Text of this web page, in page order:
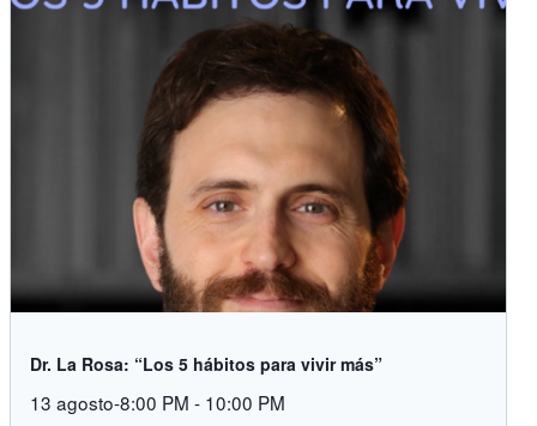
Dr. La Rosa: “Los 5 hábitos para vivir más”
13 agosto-8:00 PM - 10:00 PM